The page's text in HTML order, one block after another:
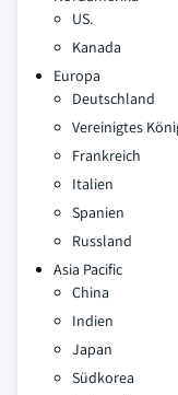
US.
Kanada
Europa
Deutschland
Vereinigtes
Frankreich
Italien
Spanien
Russland
Asia Pacific
China
Indien
Japan
Südkorea